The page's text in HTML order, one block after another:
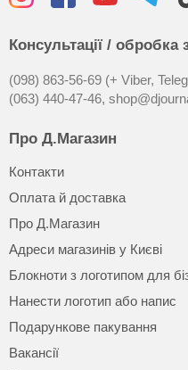
Консультації / обробка
(098) 863-56-69 (+ Viber,
(063) 440-47-46,
Про Д.Магазин
Контакти
Оплата й доставка
Про Д.Магазин
Адреси магазинів у Києві
Блокноти з логотипом для
Нанести логотип або напис
Подарункове пакування
Вакансії